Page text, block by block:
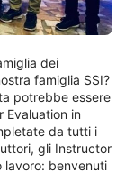
dei
famiglia SSI?
potrebbe essere
Evaluation in
da tutti i
gli Instructor
lavoro: benvenuti